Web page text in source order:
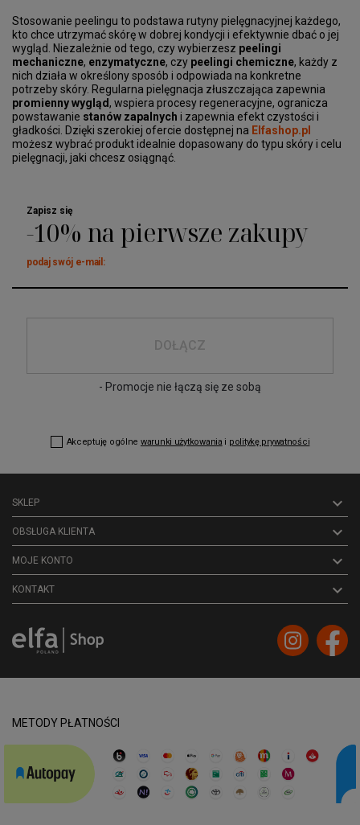
Stosowanie peelingu to podstawa rutyny pielęgnacyjnej każdego,
kto chce utrzymać skórę w dobrej kondycji i efektywnie dbać o jej
wygląd. Niezależnie od tego, czy wybierzesz peelingi
mechaniczne, enzymatyczne, czy peelingi chemiczne, każdy z
nich działa w określony sposób i odpowiada na konkretne
potrzeby skóry. Regularna pielęgnacja złuszczająca zapewnia
promienny wygląd, wspiera procesy regeneracyjne, ogranicza
powstawanie stanów zapalnych i zapewnia efekt czystości i
gładkości. Dzięki szerokiej ofercie dostępnej na Elfashop.pl
możesz wybrać produkt idealnie dopasowany do typu skóry i celu
pielęgnacji, jaki chcesz osiągnąć.
Zapisz się
-10% na pierwsze zakupy
podaj swój e-mail:
DOŁĄCZ
- Promocje nie łączą się ze sobą
Akceptuję ogólne warunki użytkowania i politykę prywatności
SKLEP 
OBSŁUGA KLIENTA 
MOJE KONTO 
KONTAKT keyboard_arrow_down
METODY PŁATNOŚCI